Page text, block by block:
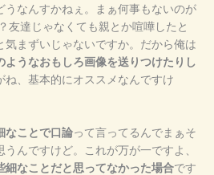
うなんすかねぇ。まぁ何事もないのが
友達じゃなくても親とか喧嘩したと
気まずいじゃないですか。だから俺は
ようなおもしろ画像を送りつけたりし
ね、基本的にオススメなんですけ
なことで口論って言ってるんでまぁそ
んですけど。これが万が一ですよ、
細なことだと思ってなかった場合です